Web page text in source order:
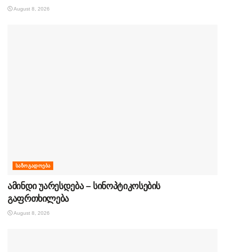
August 8, 2026
ᲡᲐᲖᲝᲒᲐᲓᲝᲔᲑᲐ
ამინდი უარესდება – სინოპტიკოსების
გაფრთხილება
August 8, 2026